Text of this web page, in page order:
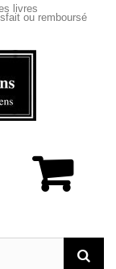
livres
ou remboursé